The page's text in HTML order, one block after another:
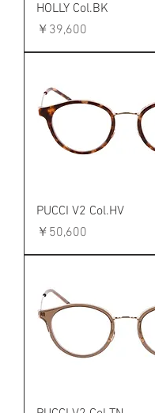
HOLLY Col.BK
価格
￥39,600
PUCCI V2 Col.HV
価格
￥50,600